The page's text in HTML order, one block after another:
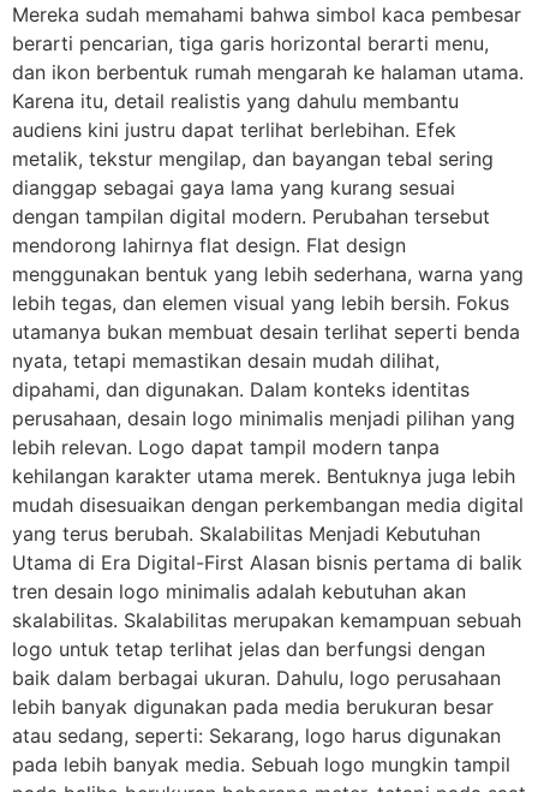
Mereka sudah memahami bahwa simbol kaca pembesar
berarti pencarian, tiga garis horizontal berarti menu,
dan ikon berbentuk rumah mengarah ke halaman utama.
Karena itu, detail realistis yang dahulu membantu
audiens kini justru dapat terlihat berlebihan. Efek
metalik, tekstur mengilap, dan bayangan tebal sering
dianggap sebagai gaya lama yang kurang sesuai
dengan tampilan digital modern. Perubahan tersebut
mendorong lahirnya flat design. Flat design
menggunakan bentuk yang lebih sederhana, warna yang
lebih tegas, dan elemen visual yang lebih bersih. Fokus
utamanya bukan membuat desain terlihat seperti benda
nyata, tetapi memastikan desain mudah dilihat,
dipahami, dan digunakan. Dalam konteks identitas
perusahaan, desain logo minimalis menjadi pilihan yang
lebih relevan. Logo dapat tampil modern tanpa
kehilangan karakter utama merek. Bentuknya juga lebih
mudah disesuaikan dengan perkembangan media digital
yang terus berubah. Skalabilitas Menjadi Kebutuhan
Utama di Era Digital-First Alasan bisnis pertama di balik
tren desain logo minimalis adalah kebutuhan akan
skalabilitas. Skalabilitas merupakan kemampuan sebuah
logo untuk tetap terlihat jelas dan berfungsi dengan
baik dalam berbagai ukuran. Dahulu, logo perusahaan
lebih banyak digunakan pada media berukuran besar
atau sedang, seperti: Sekarang, logo harus digunakan
pada lebih banyak media. Sebuah logo mungkin tampil